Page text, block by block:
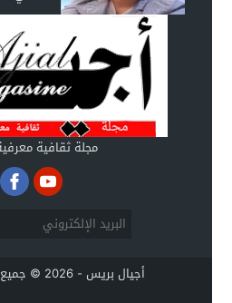
مجلة ثقافية
أجيال بريس - 2026 © جميع الحقوق محفوظة